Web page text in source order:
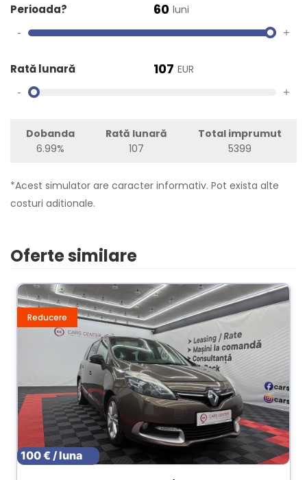
Perioada? 60 luni
- +
Rată lunară 107 EUR
- +
Dobanda
6.99%
Rată lunară
107
Total imprumut
5399
*Acest simulator are caracter informativ. Pot exista alte
costuri aditionale.
Oferte similare
Reducere
100 € / luna